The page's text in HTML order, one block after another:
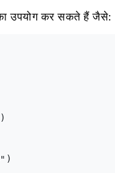
उपयोग कर सकते हैं जैसे: